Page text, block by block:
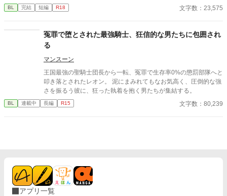
うお話。
BL 完結 短編 R18 文字数：23,575
冤罪で堕とされた最強騎士、狂信的な男たちに包囲され
る
マンスーン
​王国最強の聖騎士団長から一転、冤罪で生存率0%の懲罰部隊へと
叩き落とされたレオン。 泥にまみれてもなお気高く、圧倒的な強
さを振るう彼に、狂った執着を抱く男たちが集結する。
BL 連載中 長編 R15 文字数：80,239
アプリ一覧